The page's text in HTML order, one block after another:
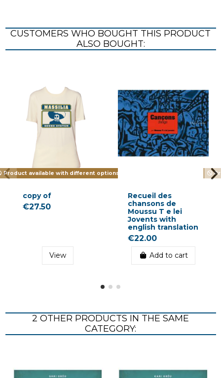
CUSTOMERS WHO BOUGHT THIS PRODUCT
ALSO BOUGHT:
Product available with different options
copy of
€27.50
View
Recueil des
chansons de
Moussu T e lei
Jovents with
english translation
€22.00
Add to cart
2 OTHER PRODUCTS IN THE SAME
CATEGORY: